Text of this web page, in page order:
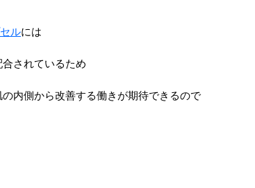
ルには
合されているため
内側から改善する働きが期待できるので